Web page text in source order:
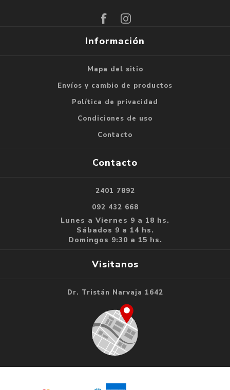
Información
Mapa del sitio
Envíos y cambio de productos
Política de privacidad
Condiciones de uso
Contacto
Contacto
2401 7892
092 432 668
Lunes a Viernes 9 a 18 hs.
Sábados 9 a 14 hs.
Domingos 9:30 a 15 hs.
Visitanos
Dr. Tristán Narvaja 1642